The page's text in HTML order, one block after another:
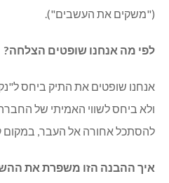
("משקים את העשבים").
לפי מה אנחנו שופטים הצלחה?
אנחנו שופטים את התיק ביחס
ולא ביחס לשווי האמיתי של
להסתכל אחורה אל העבר, במקום
איך ההבנה הזו משפרת את